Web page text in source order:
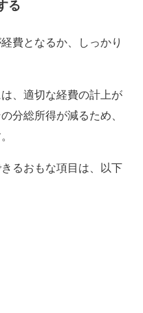
る
費となるか、しっかり
、適切な経費の計上が
分総所得が減るため、
るおもな項目は、以下